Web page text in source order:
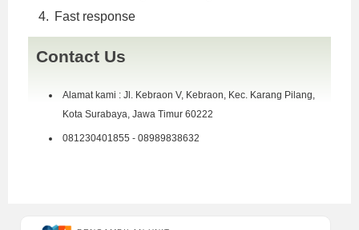
Fast response
Contact Us
Alamat kami : Jl. Kebraon V, Kebraon, Kec. Karang Pilang,
Kota Surabaya, Jawa Timur 60222
081230401855 - 08989838632